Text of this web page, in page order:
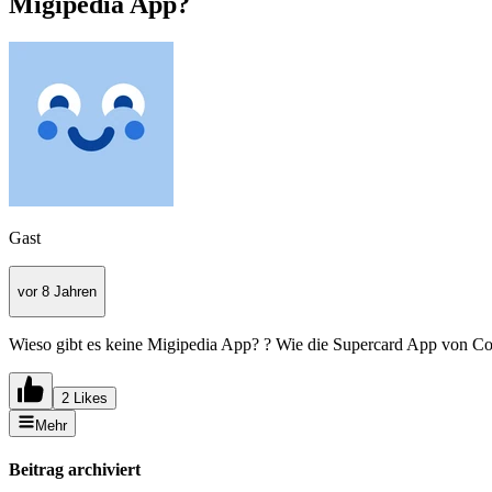
Gast
vor 8 Jahren
Wieso gibt es keine Migipedia App? ? Wie die Supercard App von
2 Likes
Mehr
Beitrag archiviert